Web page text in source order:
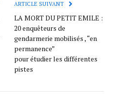
ARTICLE SUIVANT
LA MORT DU PETIT EMILE :
20 enquêteurs de
gendarmerie mobilisés , “en
permanence”
pour étudier les différentes
pistes